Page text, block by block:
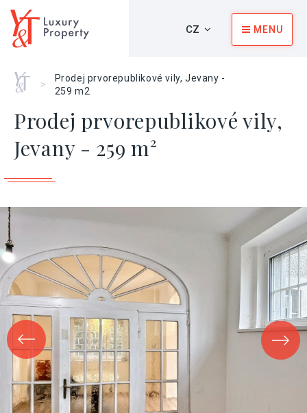
CZ MENU
Home
>
Prodej prvorepublikové vily, Jevany -
259 m2
Prodej prvorepublikové vily,
Jevany - 259 m²